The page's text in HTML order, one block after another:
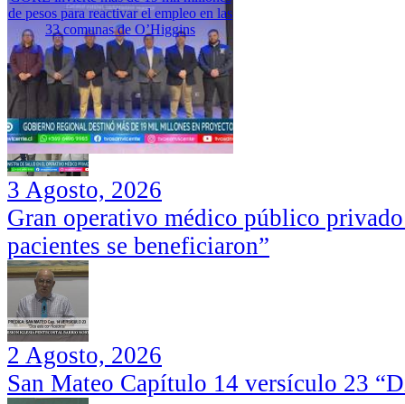
de pesos para reactivar el empleo en las
33 comunas de O’Higgins
3 Agosto, 2026
Gran operativo médico público
pacientes se beneficiaron”
2 Agosto, 2026
San Mateo Capítulo 14 versículo 23